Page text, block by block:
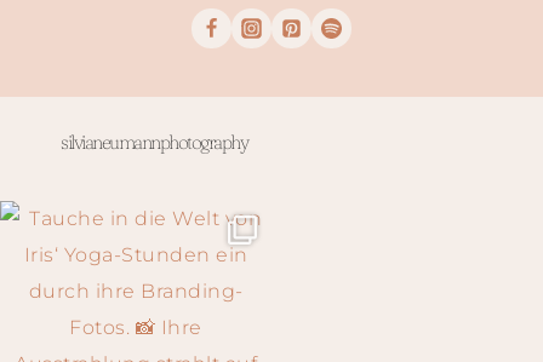
silvianeumannphotography